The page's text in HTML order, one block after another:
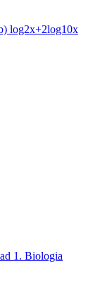
log2x+2log10x
1. Biologia